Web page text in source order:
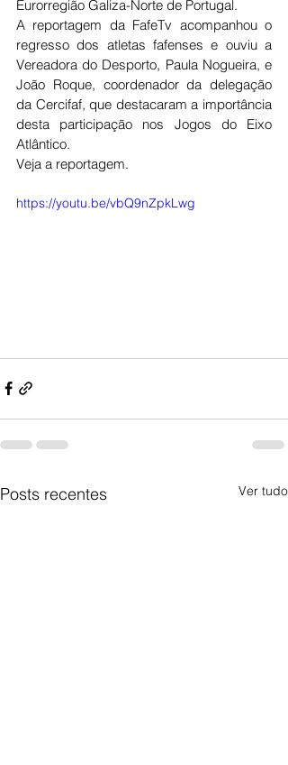
Eurorregião Galiza-Norte de Portugal.
A reportagem da FafeTv acompanhou o
regresso dos atletas fafenses e ouviu a
Vereadora do Desporto, Paula Nogueira, e
João Roque, coordenador da delegação
da Cercifaf, que destacaram a importância
desta participação nos Jogos do Eixo
Atlântico.
Veja a reportagem.
https://youtu.be/vbQ9nZpkLwg
Posts recentes Ver tudo